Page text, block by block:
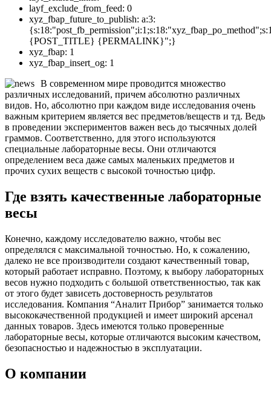
layf_exclude_from_feed: 0
xyz_fbap_future_to_publish: a:3:
{POST_TITLE} {PERMALINK}";}
xyz_fbap: 1
xyz_fbap_insert_og: 1
В современном мире проводится множество
различных исследований, причем абсолютно различных
видов. Но, абсолютно при каждом виде исследования очень
важным критерием является вес предметов/веществ и тд. Ведь
в проведении экспериментов важен весь до тысячных долей
граммов. Соответственно, для этого используются
специальные лабораторные весы. Они отличаются
определением веса даже самых маленьких предметов и
прочих сухих веществ с высокой точностью цифр.
Где взять качественные лабораторные
весы
Конечно, каждому исследователю важно, чтобы вес
определялся с максимальной точностью. Но, к сожалению,
далеко не все производители создают качественный товар,
который работает исправно. Поэтому, к выбору лабораторных
весов нужно подходить с большой ответственностью, так как
от этого будет зависеть достоверность результатов
исследования. Компания “Аналит Прибор” занимается только
высококачественной продукцией и имеет широкий арсенал
данных товаров. Здесь имеются только проверенные
лабораторные весы, которые отличаются высоким качеством,
безопасностью и надежностью в эксплуатации.
О компании